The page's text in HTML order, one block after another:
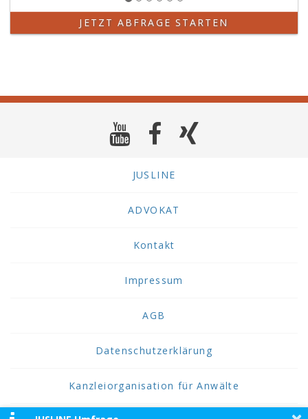
JETZT ABFRAGE STARTEN
JUSLINE
ADVOKAT
Kontakt
Impressum
AGB
Datenschutzerklärung
Kanzleiorganisation für Anwälte